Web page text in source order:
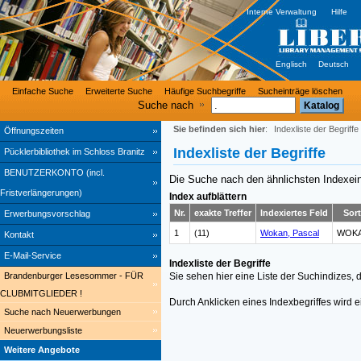
Öffnungszeiten
Pücklerbibliothek im Schloss Branitz
BENUTZERKONTO (incl.
Fristverlängerungen)
Erwerbungsvorschlag
Kontakt
E-Mail-Service
Einfache Suche Erweiterte Suche Häufige Suchbegriffe Sucheinträge löschen
Interne Verwaltung Hilfe
Englisch Deutsch
Brandenburger Lesesommer - FÜR
CLUBMITGLIEDER !
Suche nach Neuerwerbungen
Neuerwerbungsliste
Weitere Angebote
Sie befinden sich hier: Indexliste der Begriffe
Indexliste der Begriffe
Die Suche nach den ähnlichsten
Index aufblättern
Nr. exakte Treffer Indexiertes Feld
1 (11) Wokan, Pascal
Indexliste der Begriffe
Sie sehen hier eine Liste der Suchindizes,
Durch Anklicken eines Indexbegriffes wird
Suche nach